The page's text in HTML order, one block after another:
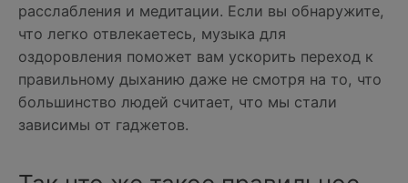
расслабления и медитации. Если вы обнаружите,
что легко отвлекаетесь, музыка для
оздоровления поможет вам ускорить переход к
правильному дыханию даже не смотря на то, что
большинство людей считает, что мы стали
зависимы от гаджетов.